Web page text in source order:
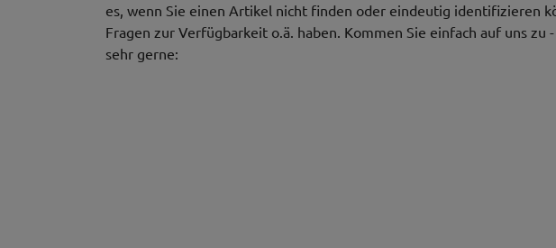
es, wenn Sie einen Artikel nicht finden oder eindeutig identifizieren
Fragen zur Verfügbarkeit o.ä. haben. Kommen Sie einfach auf uns
sehr gerne: